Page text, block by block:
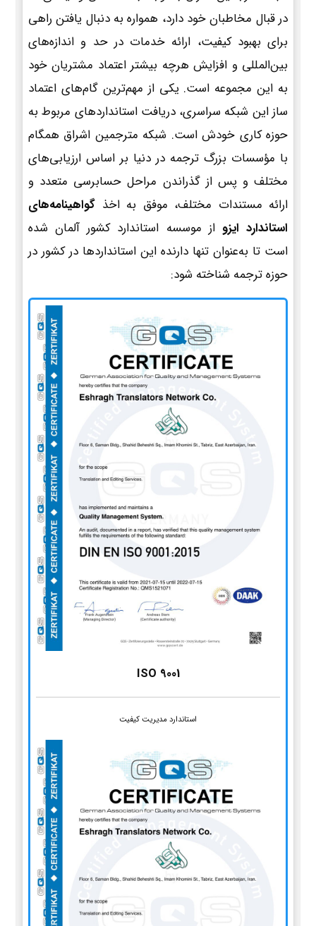
در قبال مخاطبان خود دارد، همواره به دنبال یافتن راهی
برای بهبود کیفیت، ارائه خدمات در حد و اندازه‌های
بین‌المللی و افزایش هرچه بیشتر اعتماد مشتریان خود
به این مجموعه است. یکی از مهم‌ترین گام‌های اعتماد
ساز این شبکه سراسری، دریافت استانداردهای مربوط به
حوزه کاری خودش است. شبکه مترجمین اشراق همگام
با مؤسسات بزرگ ترجمه در دنیا بر اساس ارزیابی‌های
مختلف و پس از گذراندن مراحل حسابرسی متعدد و
ارائه مستندات مختلف، موفق به اخذ گواهینامه‌های
استاندارد ایزو از موسسه استاندارد کشور آلمان شده
است تا به‌عنوان تنها دارنده این استانداردها در کشور در
حوزه ترجمه شناخته شود:
ISO 9001
استاندارد مدیریت کیفیت